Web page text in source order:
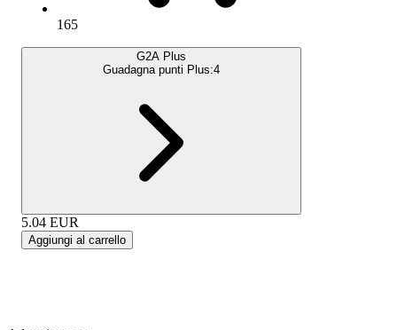
165
G2A Plus
Guadagna punti Plus:4
5.04 EUR
Aggiungi al carrello